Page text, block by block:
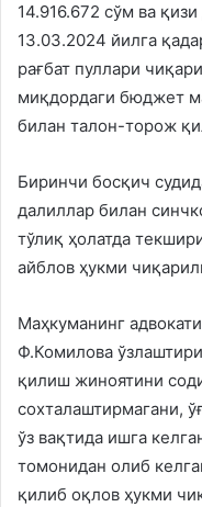
14.916.672 сўм ва
13.03.2024 йилга
рағбат пуллари
миқдордаги бюджет
билан талон-торож
Биринчи босқич
далиллар билан
тўлиқ ҳолатда
айблов ҳукми
Маҳкуманинг
Ф.Комилова
қилиш жиноятини
сохталаштирмагани,
ўз вақтида ишга
томонидан олиб
қилиб оқлов ҳукми